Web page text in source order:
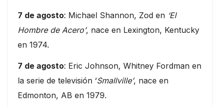
7 de agosto: Michael Shannon, Zod en ‘El
Hombre de Acero’, nace en Lexington, Kentucky
en 1974.
7 de agosto: Eric Johnson, Whitney Fordman en
la serie de televisión ‘Smallville’, nace en
Edmonton, AB en 1979.